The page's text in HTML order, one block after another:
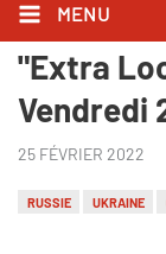
MENU
Jean-
"Extra
Vendredi
25 FÉVRIER 2022
RUSSIE UKRAINE